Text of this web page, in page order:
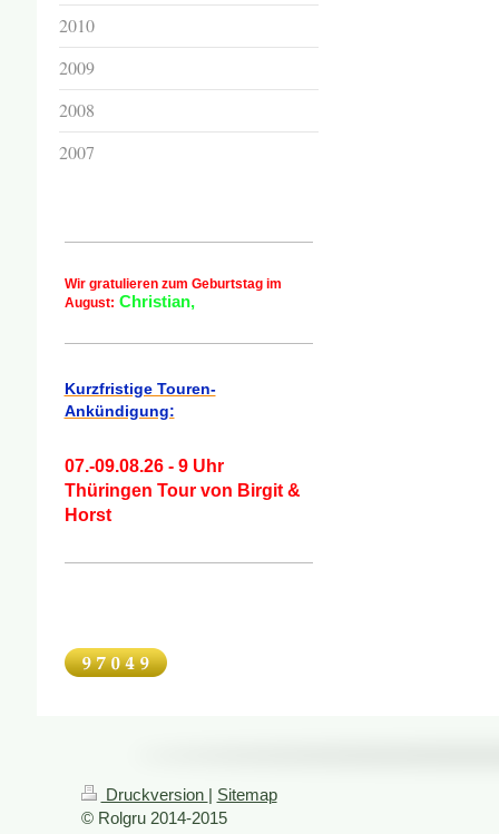
2010
2009
2008
2007
Wir gratulieren zum Geburtstag im
August: Christian,
Kurzfristige Touren-
Ankündigung:
07.-09.08.26 - 9 Uhr
Thüringen Tour von Birgit &
Horst
Druckversion | Sitemap
© Rolgru 2014-2015